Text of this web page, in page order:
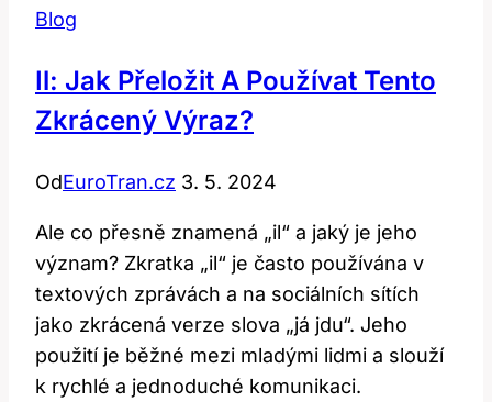
Blog
Il: Jak Přeložit A Používat Tento
Zkrácený Výraz?
OdEuroTran.cz 3. 5. 2024
Ale co přesně znamená „il“ a jaký je jeho
význam? Zkratka „il“ je často používána v
textových zprávách a na sociálních sítích
jako zkrácená verze slova „já jdu“. Jeho
použití je běžné mezi mladými lidmi a slouží
k rychlé a jednoduché komunikaci.